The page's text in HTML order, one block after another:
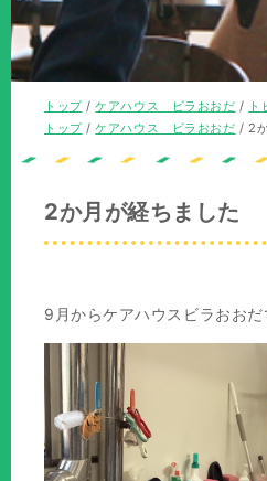
現
在
トップ/ケアハウス ビラおおだ / ト
現
置：
トップ/ケアハウス ビラおおだ / 2
2か月が経ちました
9月からケアハウスビラおお